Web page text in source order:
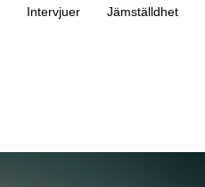
Intervjuer Jämställdhet